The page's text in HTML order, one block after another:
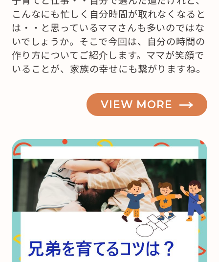
こんなにも忙しく自分時間が取れなくなると
は・・と思っているママさんも多いのではな
いでしょうか。そこで今回は、自分の時間の
作り方についてご紹介します。ママが笑顔で
いることが、家族の幸せにも繋がりますね。
VIEW MORE